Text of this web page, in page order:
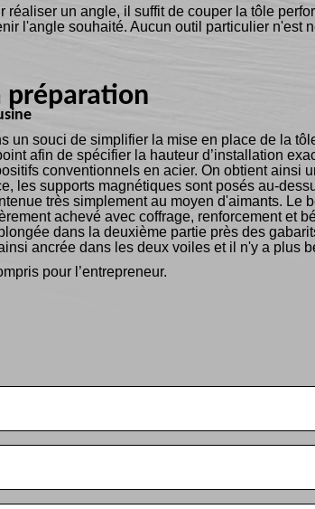
réaliser un angle, il suffit de couper la tôle
l'angle souhaité. Aucun outil particulier n'est
préparation
un souci de simplifier la mise en place de la
afin de spécifier la hauteur d’installation
conventionnels en acier. On obtient ainsi
les supports magnétiques sont posés au-
très simplement au moyen d'aimants. Le
achevé avec coffrage, renforcement et
dans la deuxième partie près des
ancrée dans les deux voiles et il n'y a plus
pour l’entrepreneur.